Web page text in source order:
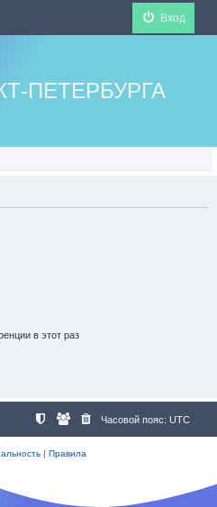
Вход
ПЕТЕРБУРГА
в этот раз
Часовой пояс: UTC
| Правила